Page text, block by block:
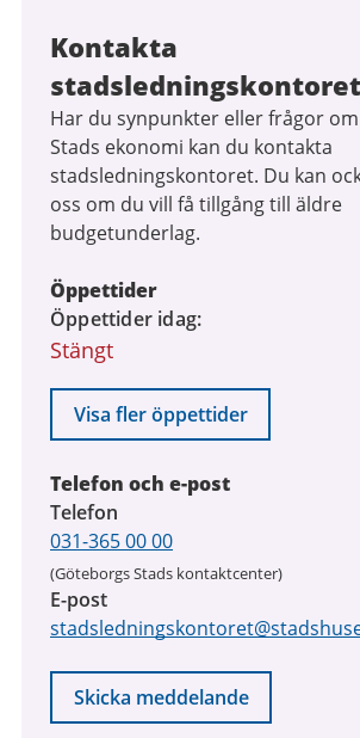
Kontakta
stadsledningskontoret
Har du synpunkter eller frågor
Stads ekonomi kan du kontakta
stadsledningskontoret. Du kan
oss om du vill få tillgång till äldre
budgetunderlag.
Öppettider
Öppettider idag
Stängt
Visa fler öppettider
Telefon och e-post
Telefon
031-365 00 00
(Göteborgs Stads kontaktcenter)
E-post
Skicka meddelande